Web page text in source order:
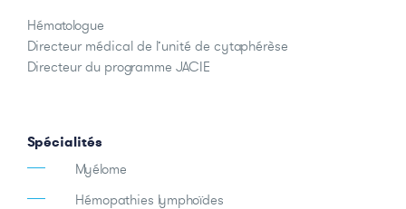
Hématologue
Directeur médical de l’unité de cytaphérèse
Directeur du programme JACIE
Spécialités
Myélome
Hémopathies lymphoïdes